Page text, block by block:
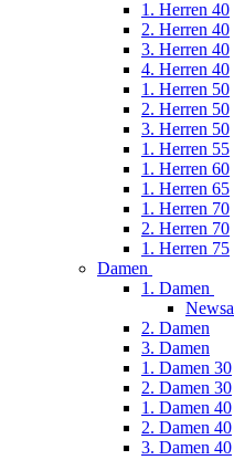
1. Herren 40
2. Herren 40
3. Herren 40
4. Herren 40
1. Herren 50
2. Herren 50
3. Herren 50
1. Herren 55
1. Herren 60
1. Herren 65
1. Herren 70
2. Herren 70
1. Herren 75
Damen
1. Damen
2. Damen
3. Damen
1. Damen 30
2. Damen 30
1. Damen 40
2. Damen 40
3. Damen 40